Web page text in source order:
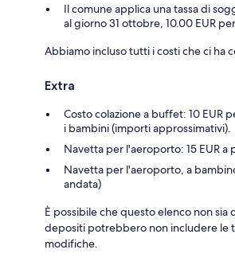
Il comune applica una tassa di
al giorno 31 ottobre, 10.00 EUR
Abbiamo incluso tutti i costi che ci ha
Extra
Costo colazione a buffet: 10 EUR
i bambini (importi approssimativi).
Navetta per l'aeroporto: 15 EUR a
Navetta per l'aeroporto, a
andata)
È possibile che questo elenco non sia
depositi potrebbero non includere le
modifiche.